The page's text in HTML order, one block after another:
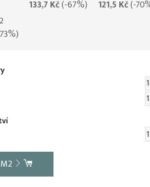
133,7 Kč(-67%) 121,5 Kč(-
M2